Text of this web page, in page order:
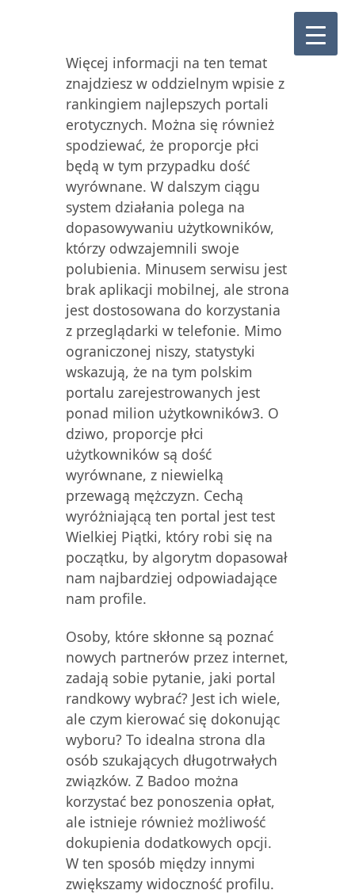
Więcej informacji na ten temat
znajdziesz w oddzielnym wpisie z
rankingiem najlepszych portali
erotycznych. Można się również
spodziewać, że proporcje płci
będą w tym przypadku dość
wyrównane. W dalszym ciągu
system działania polega na
dopasowywaniu użytkowników,
którzy odwzajemnili swoje
polubienia. Minusem serwisu jest
brak aplikacji mobilnej, ale strona
jest dostosowana do korzystania
z przeglądarki w telefonie. Mimo
ograniczonej niszy, statystyki
wskazują, że na tym polskim
portalu zarejestrowanych jest
ponad milion użytkowników3. O
dziwo, proporcje płci
użytkowników są dość
wyrównane, z niewielką
przewagą mężczyzn. Cechą
wyróżniającą ten portal jest test
Wielkiej Piątki, który robi się na
początku, by algorytm dopasował
nam najbardziej odpowiadające
nam profile.
Osoby, które skłonne są poznać
nowych partnerów przez internet,
zadają sobie pytanie, jaki portal
randkowy wybrać? Jest ich wiele,
ale czym kierować się dokonując
wyboru? To idealna strona dla
osób szukających długotrwałych
związków. Z Badoo można
korzystać bez ponoszenia opłat,
ale istnieje również możliwość
dokupienia dodatkowych opcji.
W ten sposób między innymi
zwiększamy widoczność profilu.